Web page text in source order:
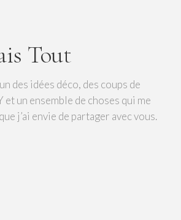
Tout
des idées déco, des coups de
un ensemble de choses qui me
j’ai envie de partager avec vous.